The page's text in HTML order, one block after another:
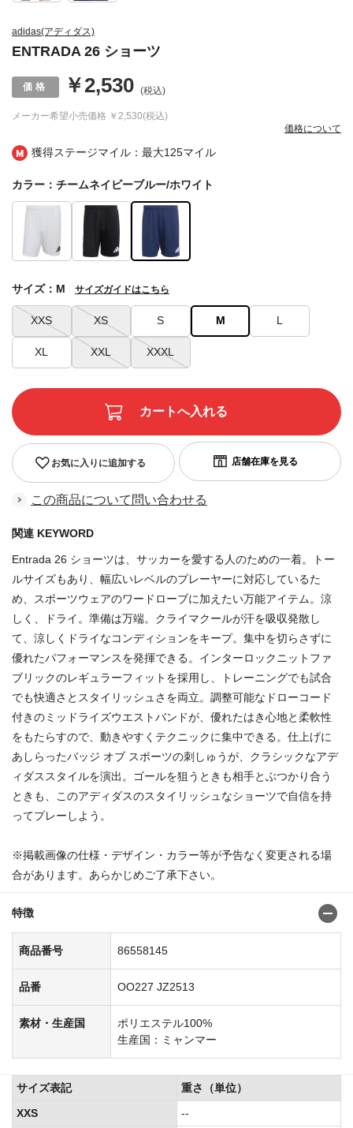
獲得ステージマイル：最大125マイル
adidas(アディダス)
ENTRADA 26 ショーツ
メーカー希望小売価格 ￥2,530(税込)
￥2,530 (税込)
価格について
カラー：チームネイビーブルー/ホワイト
XXS XS S M L
XL XXL XXXL
サイズ：M サイズガイドはこちら
お気に入りに追加する
この商品について問い合わせる
関連 KEYWORD
Entrada 26 ショーツは、サッカーを愛する人のための一着。トー
ルサイズもあり、幅広いレベルのプレーヤーに対応しているた
め、スポーツウェアのワードローブに加えたい万能アイテム。涼
しく、ドライ。準備は万端。クライマクールが汗を吸収発散し
て、涼しくドライなコンディションをキープ。集中を切らさずに
優れたパフォーマンスを発揮できる。インターロックニットファ
ブリックのレギュラーフィットを採用し、トレーニングでも試合
でも快適さとスタイリッシュさを両立。調整可能なドローコード
付きのミッドライズウエストバンドが、優れたはき心地と柔軟性
をもたらすので、動きやすくテクニックに集中できる。仕上げに
あしらったバッジ オブ スポーツの刺しゅうが、クラシックなアデ
ィダススタイルを演出。ゴールを狙うときも相手とぶつかり合う
ときも、このアディダスのスタイリッシュなショーツで自信を持
ってプレーしよう。
※掲載画像の仕様・デザイン・カラー等が予告なく変更される場
合があります。あらかじめご了承下さい。
特徴
商品番号 86558145
品番 OO227 JZ2513
素材・生産国
ポリエステル100%
生産国：ミャンマー
サイズ表記
重さ（単位）
XXS
--